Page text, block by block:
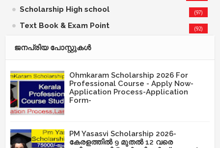
Scholarship High school (97)
Text Book & Exam Point (92)
ജനപ്രിയ പോസ്റ്റുകള്‍‌
Ohmkaram Scholarship 2026 For
Professional Course - Apply Now-
Application Process-Application
Form-
PM Yasasvi Scholarship 2026-
കേരളത്തിൽ 9 മുതൽ 12 വരെ